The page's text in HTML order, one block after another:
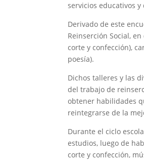
servicios educativos
Derivado de este
Reinserción Social,
corte y confección),
poesía).
Dichos talleres y las
del trabajo de
obtener habilidades
reintegrarse de la
Durante el ciclo
estudios, luego de
corte y confección,